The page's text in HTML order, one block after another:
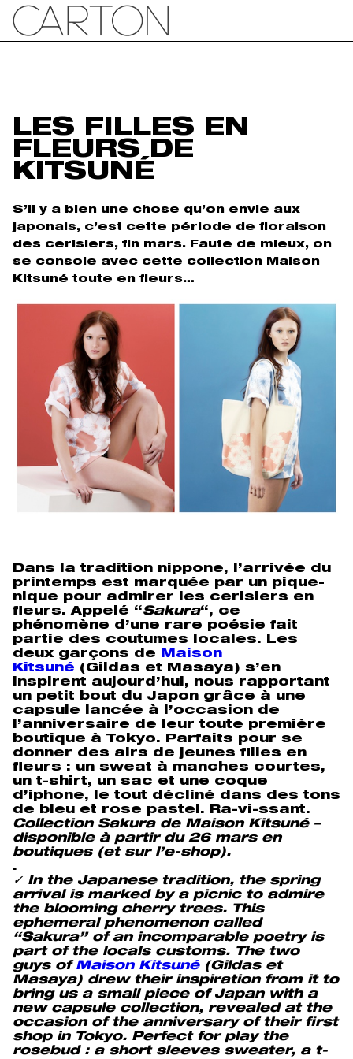
LES FILLES EN
FLEURS DE
KITSUNÉ
S’il y a bien une chose qu’on envie aux
japonais, c’est cette période de floraison
des cerisiers, fin mars. Faute de mieux, on
se console avec cette collection Maison
Kitsuné toute en fleurs…
Dans la tradition nippone, l’arrivée du
printemps est marquée par un pique-
nique pour admirer les cerisiers en
fleurs. Appelé “Sakura“, ce
phénomène d’une rare poésie fait
partie des coutumes locales. Les
deux garçons de Maison
Kitsuné (Gildas et Masaya) s’en
inspirent aujourd’hui, nous rapportant
un petit bout du Japon grâce à une
capsule lancée à l’occasion de
l’anniversaire de leur toute première
boutique à Tokyo. Parfaits pour se
donner des airs de jeunes filles en
fleurs : un sweat à manches courtes,
un t-shirt, un sac et une coque
d’iphone, le tout décliné dans des tons
de bleu et rose pastel. Ra-vi-ssant.
Collection Sakura de Maison Kitsuné –
disponible à partir du 26 mars en
boutiques (et sur l’e-shop).
.
✓ In the Japanese tradition, the spring
arrival is marked by a picnic to admire
the blooming cherry trees. This
ephemeral phenomenon called
“Sakura” of an incomparable poetry is
part of the locals customs. The two
guys of Maison Kitsuné(Gildas et
Masaya) drew their inspiration from it to
bring us a small piece of Japan with a
new capsule collection, revealed at the
occasion of the anniversary of their first
shop in Tokyo. Perfect forplay the
rosebud : a short sleeves sweater, a t-